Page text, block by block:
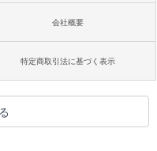
会社概要
特定商取引法に基づく表示